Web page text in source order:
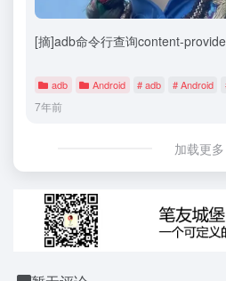
[摘]adb命令行查询content-
adb Android # adb # Android
7年前
加载更多